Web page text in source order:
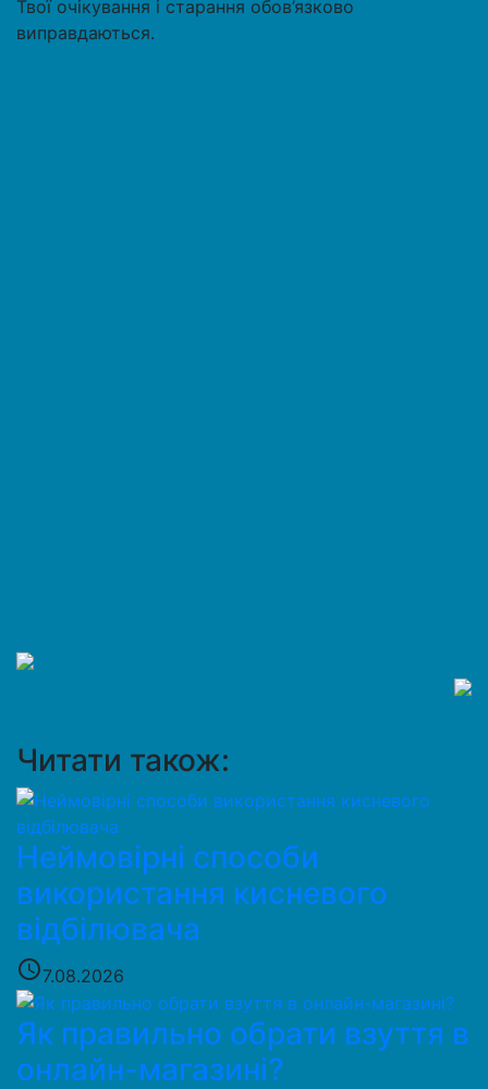
Твої очікування і старання обов’язково
виправдаються.
Читати також:
Неймовірні способи
використання кисневого
відбілювача
access_time7.08.2026
Як правильно обрати взуття в
онлайн-магазині?